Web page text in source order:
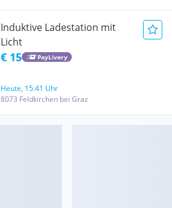
Induktive Ladestation mit
Licht
€ 15 PayLivery
Heute, 15:41 Uhr
8073 Feldkirchen bei Graz